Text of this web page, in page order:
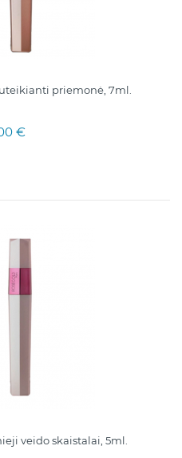
priemonė, 7ml.
€
veido skaistalai, 5ml.